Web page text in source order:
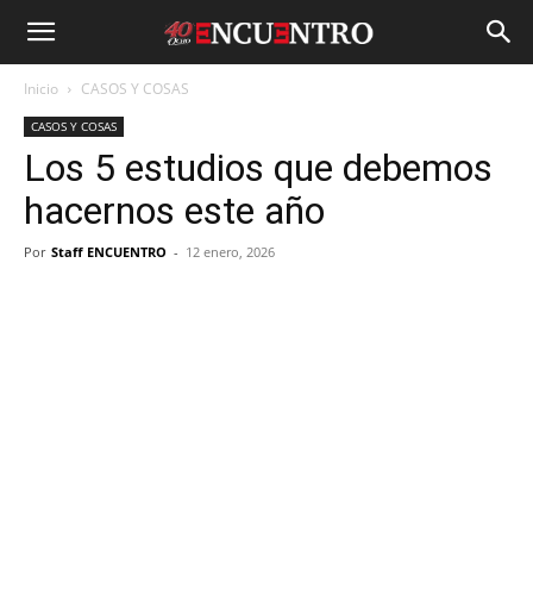
Inicio CASOS Y COSAS
CASOS Y COSAS
Los 5 estudios que debemos
hacernos este año
Por Staff ENCUENTRO - 12 enero, 2026